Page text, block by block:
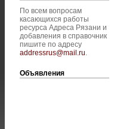
По всем вопросам
касающихся работы
ресурса Адреса Рязани и
добавления в справочник
пишите по адресу
addressrus@mail.ru.
Объявления